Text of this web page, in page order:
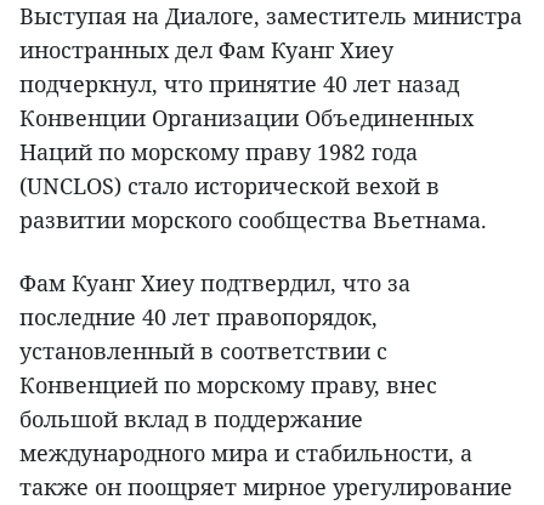
Выступая на Диалоге, заместитель министра
иностранных дел Фам Куанг Хиеу
подчеркнул, что принятие 40 лет назад
Конвенции Организации Объединенных
Наций по морскому праву 1982 года
(UNCLOS) стало исторической вехой в
развитии морского сообщества Вьетнама.
Фам Куанг Хиеу подтвердил, что за
последние 40 лет правопорядок,
установленный в соответствии с
Конвенцией по морскому праву, внес
большой вклад в поддержание
международного мира и стабильности, а
также он поощряет мирное урегулирование